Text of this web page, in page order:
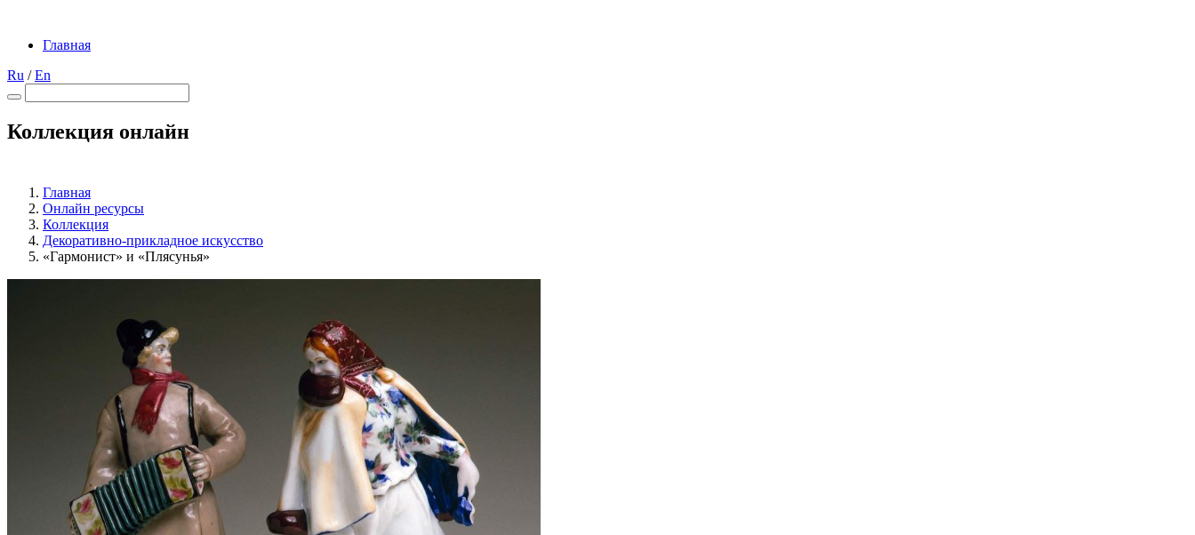
Главная
Ru /En
Коллекция онлайн
Главная
Онлайн ресурсы
Коллекция
Декоративно-прикладное искусство
«Гармонист» и «Плясунья»